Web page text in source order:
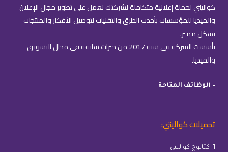
كواليتي لحملة إعلانية متكاملة لشركتك نعمل على تطوير مجال الإعلان
والميديا للمؤسسات بأحدث الطرق والتقنيات لتوصيل الأفكار والمنتجات
بشكل مميز.
تأسست الشركة في سنة 2017 من خبرات سابقة في مجال التسويق
والميديا.
– الوظائف المتاحة
تحميلات كواليتي:
1. كتالوج كواليتي